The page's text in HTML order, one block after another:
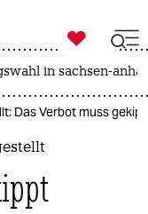

taz zahl ich
in sachsen-
Das Verbot muss